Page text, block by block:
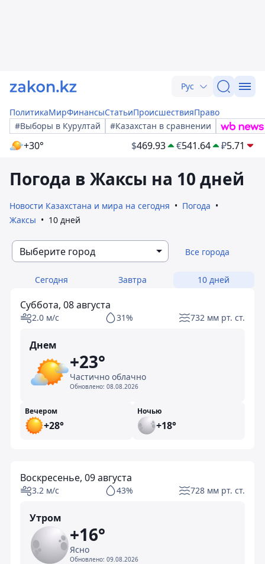
Рус
ПолитикаМирФинансыСтатьиПроисшествияПраво
#Выборы в Курултай
#Казахстан в сравнении
+30° $469.93 €541.64 ₽5.71
Погода в Жаксы на 10 дней
Новости Казахстана и мира на сегодня
Погода
Жаксы
10 дней
Выберите город Все города
Сегодня Завтра 10 дней
Суббота, 08 августа
2.0 м/с 31% 732 мм рт. ст.
Днем
+23°
Частично облачно
Обновлено: 08.08.2026
Вечером
+28°
Ночью
+18°
Воскресенье, 09 августа
3.2 м/с 43% 728 мм рт. ст.
Утром
+16°
Ясно
Обновлено: 09.08.2026